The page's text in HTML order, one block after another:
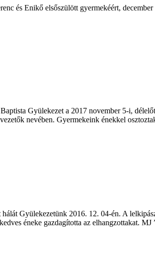
és Enikő elsőszülött gyermekéért,
Gyülekezet a 2017 november 5-i,
nevében. Gyermekeink énekkel
Gyülekezetünk 2016. 12. 04-én. A
éneke gazdagította az elhangzottakat.